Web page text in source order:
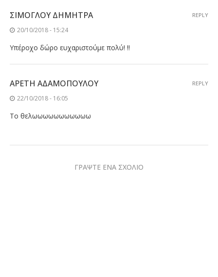
ΣΊΜΟΓΛΟΥ ΔΗΜΗΤΡΑ
20/10/2018 - 15:24
Υπέροχο δώρο ευχαριστούμε πολύ! !!
REPLY
ΑΡΕΤΗ ΑΔΑΜΟΠΟΥΛΟΥ
22/10/2018 - 16:05
Το θελωωωωωωωωωωω
REPLY
ΓΡΑΨΤΕ ΕΝΑ ΣΧΟΛΙΟ